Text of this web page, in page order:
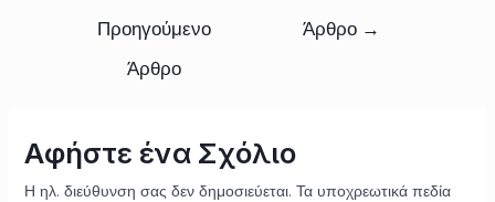
Προηγούμενο
Άρθρο
Άρθρο →
Αφήστε ένα Σχόλιο
Η ηλ. διεύθυνση σας δεν δημοσιεύεται. Τα υποχρεωτικά πεδία